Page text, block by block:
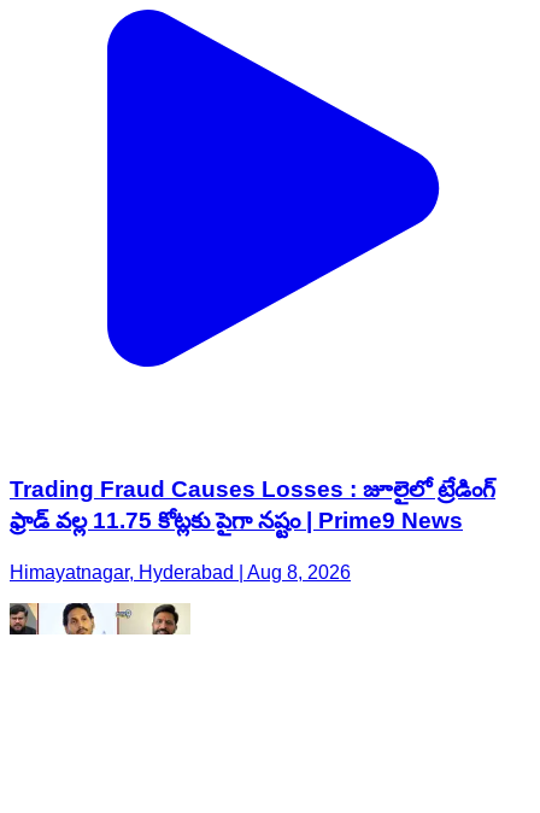
Trading Fraud Causes Losses : జూలైలో ట్రేడింగ్
ఫ్రాడ్ వల్ల 11.75 కోట్లకు పైగా నష్టం | Prime9 News
Himayatnagar, Hyderabad | Aug 8, 2026